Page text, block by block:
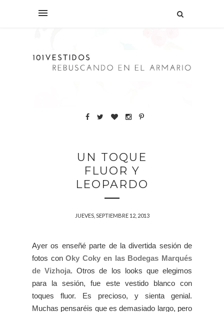
UN TOQUE
FLUOR Y
LEOPARDO
JUEVES, SEPTIEMBRE 12, 2013
Ayer os enseñé parte de la divertida sesión de
fotos conOky Coky en las Bodegas Marqués
de Vizhoja. Otros de los looks que elegimos
para la sesión, fue este vestido blanco con
toques fluor. Es precioso, y sienta genial.
Muchas pensaréis que es demasiado largo, pero